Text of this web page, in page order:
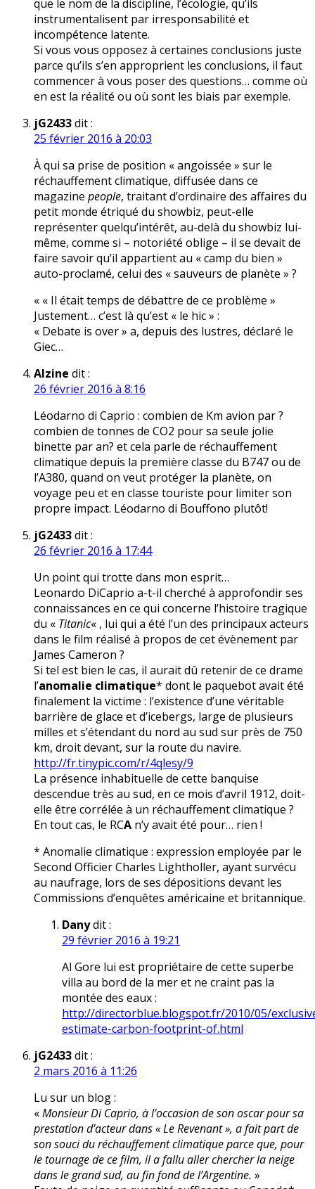
que le nom de la discipline, l’écologie, qu’ils
instrumentalisent par irresponsabilité et
incompétence latente.
Si vous vous opposez à certaines conclusions juste
parce qu’ils s’en approprient les conclusions, il faut
commencer à vous poser des questions… comme où
en est la réalité ou où sont les biais par exemple.
jG2433dit :
25 février 2016 à 20:03
À qui sa prise de position « angoissée » sur le
réchauffement climatique, diffusée dans ce
magazine people, traitant d’ordinaire des affaires du
petit monde étriqué du showbiz, peut-elle
représenter quelqu’intérêt, au-delà du showbiz lui-
même, comme si – notoriété oblige – il se devait de
faire savoir qu’il appartient au « camp du bien »
auto-proclamé, celui des « sauveurs de planète » ?
« « Il était temps de débattre de ce problème »
Justement… c’est là qu’est « le hic » :
« Debate is over » a, depuis des lustres, déclaré le
Giec…
Alzine dit :
26 février 2016 à 8:16
Léodarno di Caprio : combien de Km avion par ?
combien de tonnes de CO2 pour sa seule jolie
binette par an? et cela parle de réchauffement
climatique depuis la première classe du B747 ou de
l’A380, quand on veut protéger la planète, on
voyage peu et en classe touriste pour limiter son
propre impact. Léodarno di Bouffono plutôt!
jG2433dit :
26 février 2016 à 17:44
Un point qui trotte dans mon esprit…
Leonardo DiCaprio a-t-il cherché à approfondir ses
connaissances en ce qui concerne l’histoire tragique
du « Titanic« , lui qui a été l’un des principaux acteurs
dans le film réalisé à propos de cet évènement par
James Cameron ?
Si tel est bien le cas, il aurait dû retenir de ce drame
l’anomalie climatique* dont le paquebot avait été
finalement la victime : l’existence d’une véritable
barrière de glace et d’icebergs, large de plusieurs
milles et s’étendant du nord au sud sur près de 750
km, droit devant, sur la route du navire.
http://fr.tinypic.com/r/4qlesy/9
La présence inhabituelle de cette banquise
descendue très au sud, en ce mois d’avril 1912, doit-
elle être corrélée à un réchauffement climatique ?
En tout cas, le RCA n’y avait été pour… rien !
* Anomalie climatique : expression employée par le
Second Officier Charles Lightholler, ayant survécu
au naufrage, lors de ses dépositions devant les
Commissions d’enquêtes américaine et britannique.
Danydit :
29 février 2016 à 19:21
Al Gore lui est propriétaire de cette superbe
villa au bord de la mer et ne craint pas la
montée des eaux :
http://directorblue.blogspot.fr/2010/05/
estimate-carbon-footprint-of.html
jG2433dit :
2 mars 2016 à 11:26
Lu sur un blog :
«Monsieur Di Caprio, à l’occasion de son oscar pour sa
prestation d’acteur dans « Le Revenant », a fait part de
son souci du réchauffement climatique parce que, pour
le tournage de ce film, il a fallu aller chercher la neige
dans le grand sud, au fin fond de l’Argentine. »